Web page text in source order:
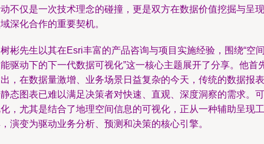
不仅是一次技术理念的碰撞，更是双方在数据价值挖掘与呈现
深化合作的重要契机。
彬先生以其在Esri丰富的产品咨询与项目实施经验，围绕“空
驱动下的下一代数据可视化”这一核心主题展开了分享。他首
，在数据量激增、业务场景日益复杂的今天，传统的数据报表
态图表已难以满足决策者对快速、直观、深度洞察的需求。可
，尤其是结合了地理空间信息的可视化，正从一种辅助呈现工
演变为驱动业务分析、预测和决策的核心引擎。